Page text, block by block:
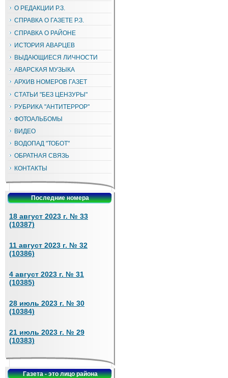
О РЕДАКЦИИ Р.З.
СПРАВКА О ГАЗЕТЕ Р.З.
СПРАВКА О РАЙОНЕ
ИСТОРИЯ АВАРЦЕВ
ВЫДАЮЩИЕСЯ ЛИЧНОСТИ
АВАРСКАЯ МУЗЫКА
АРХИВ НОМЕРОВ ГАЗЕТ
СТАТЬИ "БЕЗ ЦЕНЗУРЫ"
РУБРИКА "АНТИТЕРРОР"
ФОТОАЛЬБОМЫ
ВИДЕО
ВОДОПАД "ТОБОТ"
ОБРАТНАЯ СВЯЗЬ
КОНТАКТЫ
Последние номера
18 август 2023 г. № 33
(10387)
11 август 2023 г. № 32
(10386)
4 август 2023 г. № 31
(10385)
28 июль 2023 г. № 30
(10384)
21 июль 2023 г. № 29
(10383)
Газета - это лицо района